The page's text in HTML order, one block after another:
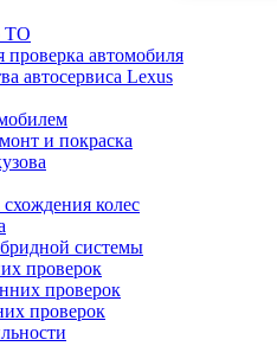
ТО
проверка автомобиля
автосервиса Lexus
и покраска
колес
системы
проверок
проверок
проверок